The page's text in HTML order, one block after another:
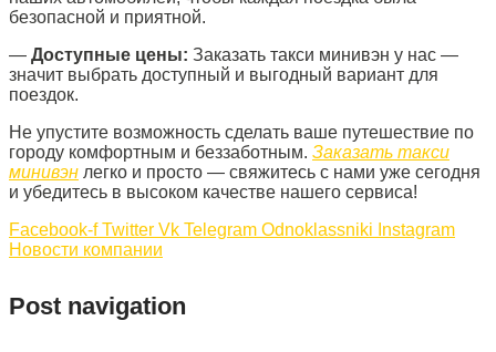
безопасной и приятной.
— Доступные цены: Заказать такси минивэн у нас —
значит выбрать доступный и выгодный вариант для
поездок.
Не упустите возможность сделать ваше путешествие по
городу комфортным и беззаботным. Заказать такси
минивэн легко и просто — свяжитесь с нами уже сегодня
и убедитесь в высоком качестве нашего сервиса!
Facebook-f Twitter Vk Telegram Odnoklassniki Instagram
Новости компании
Post navigation